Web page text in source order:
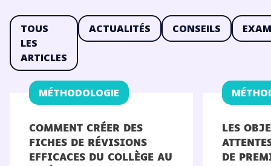
TOUS
LES
ARTICLES
ACTUALITÉS CONSEILS
COMMENT CRÉER DES
FICHES DE RÉVISIONS
EFFICACES DU COLLÈGE AU
MÉTHODOLOGIE
LES
DE